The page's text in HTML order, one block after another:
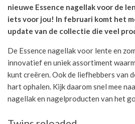
nieuwe Essence nagellak voor de
iets voor jou! In februari komt het
update van de collectie die veel
De Essence nagellak voor lente en
innovatief en uniek assortiment
kunt creëren. Ook de liefhebbers van
hart ophalen. Kijk daarom snel mee
nagellak en nagelproducten van het